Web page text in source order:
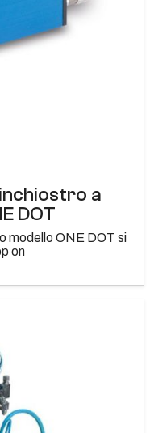
a
DOT
modello ONE DOT si
on